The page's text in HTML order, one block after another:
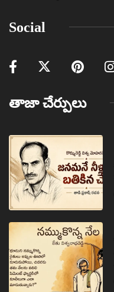
Social
తాజా చేర్పులు